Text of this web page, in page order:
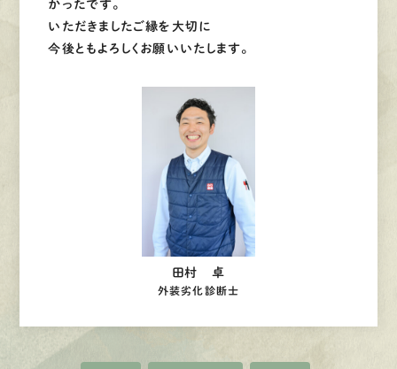
かったです。
いただきましたご縁を大切に
今後ともよろしくお願いいたします。
田村 卓
外装劣化診断士